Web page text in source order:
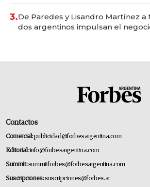
3.De Paredes y Lisandro Martínez a
dos argentinos impulsan el
Contactos
Comercial:publicidad@forbesargentina.com
Editorial:info@forbesargentina.com
Summit:summitforbes@forbesargentina.com
Suscripciones:suscripciones@forbes.ar